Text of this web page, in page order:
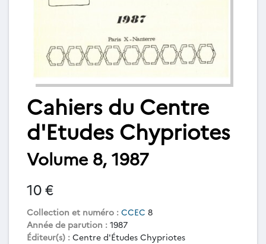
Cahiers du Centre
d'Etudes Chypriotes
Volume 8, 1987
10 €
Collection et numéro : CCEC 8
Année de parution : 1987
Éditeur(s) : Centre d'Études Chypriotes